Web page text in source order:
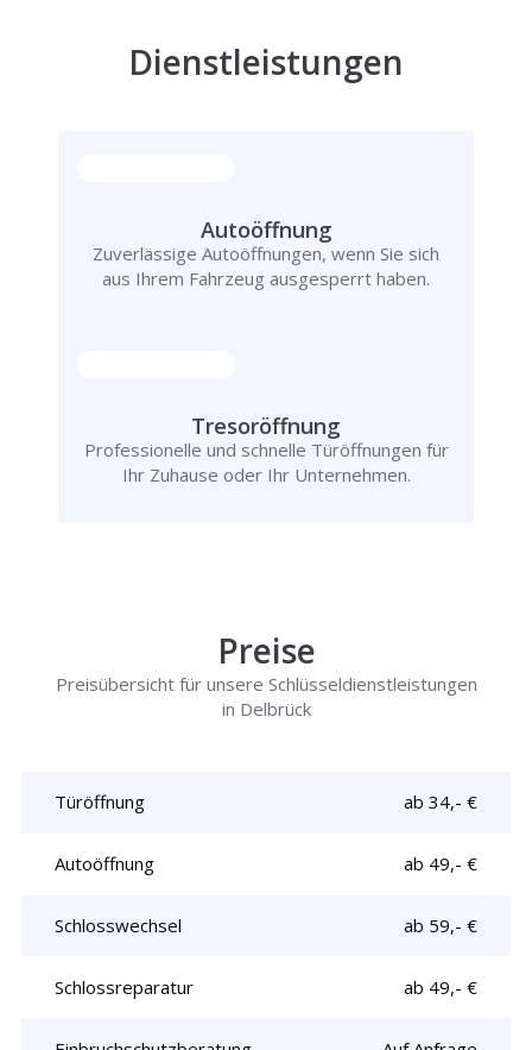
Dienstleistungen
Autoöffnung
Zuverlässige Autoöffnungen, wenn Sie sich
aus Ihrem Fahrzeug ausgesperrt haben.
Tresoröffnung
Professionelle und schnelle Türöffnungen für
Ihr Zuhause oder Ihr Unternehmen.
Preise
Preisübersicht für unsere Schlüsseldienstleistungen
in Delbrück
Türöffnung ab 34,- €
Autoöffnung ab 49,- €
Schlosswechsel ab 59,- €
Schlossreparatur ab 49,- €